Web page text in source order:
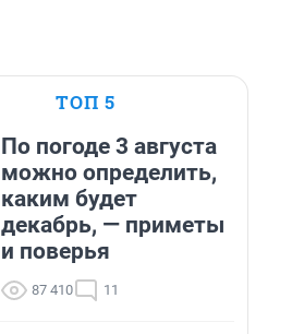
ТОП 5
По погоде 3 августа
можно определить,
каким будет
декабрь, — приметы
и поверья
87 410 11